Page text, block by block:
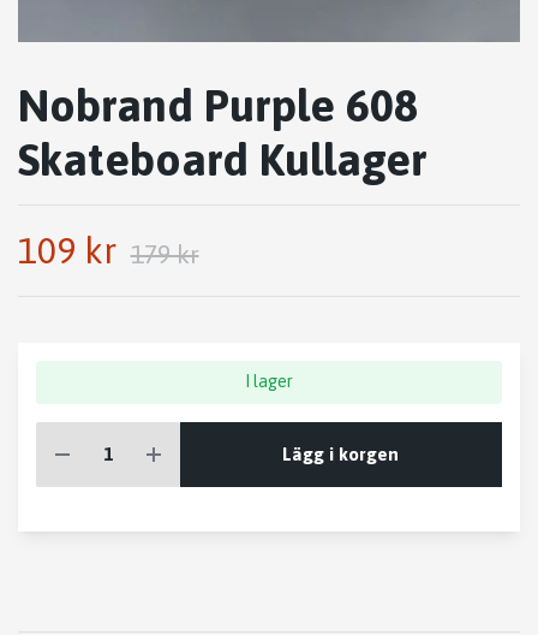
Nobrand Purple 608
Skateboard Kullager
109 kr 179 kr
I lager
Lägg i korgen